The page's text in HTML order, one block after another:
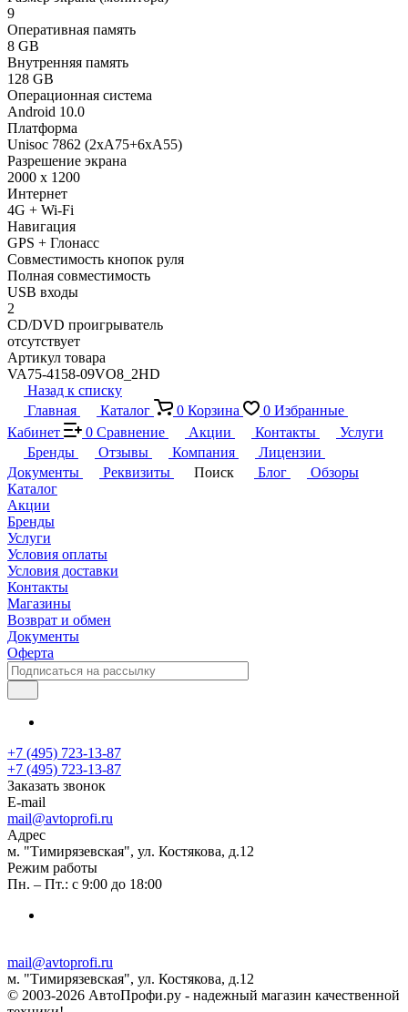
9
Оперативная память
8 GB
Внутренняя память
128 GB
Операционная система
Android 10.0
Платформа
Unisoc 7862 (2xA75+6xA55)
Разрешение экрана
2000 x 1200
Интернет
4G + Wi-Fi
Навигация
GPS + Глонасс
Совместимость кнопок руля
Полная совместимость
USB входы
2
CD/DVD проигрыватель
отсутствует
Артикул товара
VA75-4158-09VO8_2HD
Назад к списку
Главная
Каталог 0 Корзина 0 Избранные
Кабинет
0 Сравнение Акции Контакты
Услуги
Бренды
Отзывы Компания
Лицензии
Документы
Реквизиты Поиск Блог
Обзоры
Каталог
Акции
Бренды
Услуги
Условия оплаты
Условия доставки
Контакты
Магазины
Возврат и обмен
Документы
Оферта
+7 (495) 723-13-87
+7 (495) 723-13-87
Заказать звонок
E-mail
mail@avtoprofi.ru
Адрес
м. "Тимирязевская", ул. Костякова, д.12
Режим работы
Пн. – Пт.: с 9:00 до 18:00
mail@avtoprofi.ru
м. "Тимирязевская", ул. Костякова, д.12
© 2003-2026 АвтоПрофи.ру - надежный магазин качественной